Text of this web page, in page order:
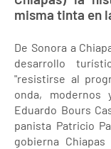
misma tinta en
De Sonora a
desarrollo
"resistirse al
onda,
Eduardo Bours
panista Patricio
gobierna